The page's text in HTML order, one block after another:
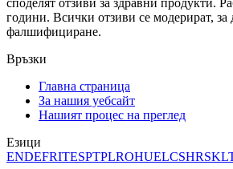
споделят отзиви за здравни продукти.
години. Всички отзиви се модерират, за
фалшифициране.
Връзки
Главна страница
За нашия уебсайт
Нашият процес на преглед
Езици
ENDEFRITESPTPLROHUELCSHRSK